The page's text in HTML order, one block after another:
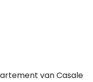
van Casale